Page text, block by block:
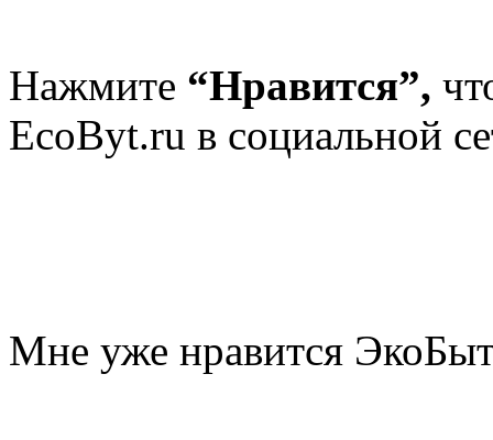
Нажмите “Нравится”,
EcoByt.ru в социальной
Мне уже нравится